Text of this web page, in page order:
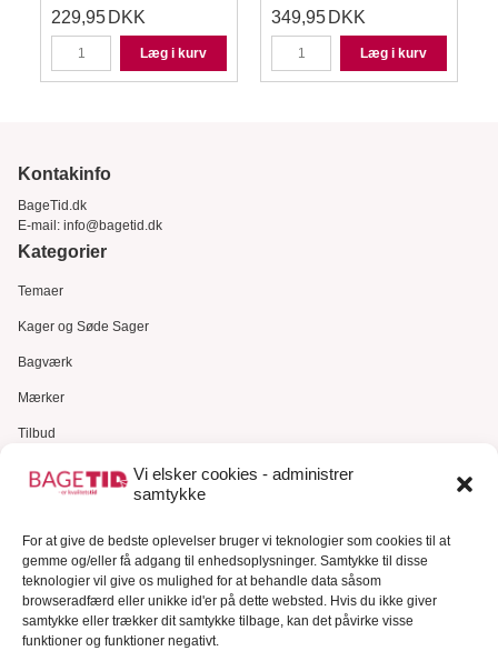
Vi elsker cookies - administrer
samtykke
For at give de bedste oplevelser bruger vi teknologier som cookies til at
gemme og/eller få adgang til enhedsoplysninger. Samtykke til disse
teknologier vil give os mulighed for at behandle data såsom
browseradfærd eller unikke id'er på dette websted. Hvis du ikke giver
samtykke eller trækker dit samtykke tilbage, kan det påvirke visse
funktioner og funktioner negativt.
229,95 DKK
Læg i kurv
349,95 DKK
Læg i kurv
Kontakinfo
BageTid.dk
E-mail: info@bagetid.dk
Kategorier
Temaer
Kager og Søde Sager
Bagværk
Mærker
Tilbud
Gavekort
Kundeservice
Kundeservice
FAQ – Ofte stillede spørgsmål
Om Bagetid.dk